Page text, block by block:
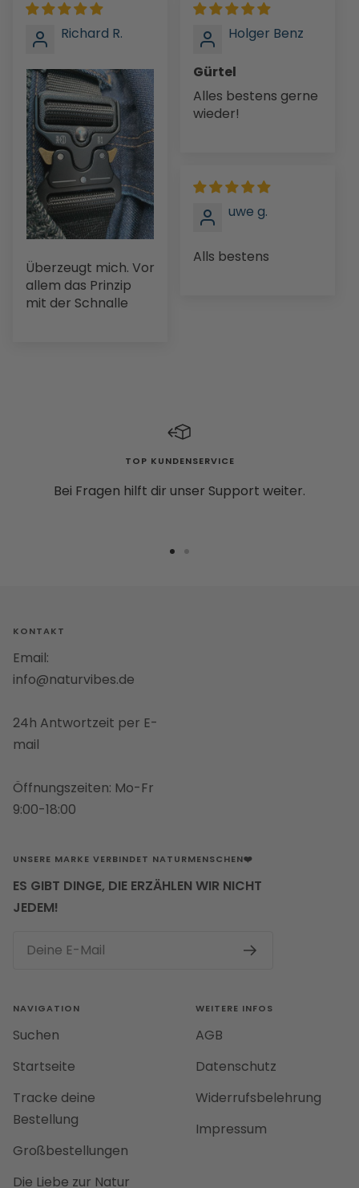
Richard R.
Überzeugt mich. Vor
allem das Prinzip
mit der Schnalle
Holger Benz
Gürtel
Alles bestens gerne
wieder!
uwe g.
Alls bestens
TOP KUNDENSERVICE
Bei Fragen hilft dir unser Support weiter.
KONTAKT
Email:
info@naturvibes.de
24h Antwortzeit per E-
mail
Öffnungszeiten: Mo-Fr
9:00-18:00
UNSERE MARKE VERBINDET NATURMENSCHEN❤️
ES GIBT DINGE, DIE ERZÄHLEN WIR NICHT
JEDEM!
Deine E-Mail
NAVIGATION
Suchen
Startseite
Tracke deine
Bestellung
Großbestellungen
Die Liebe zur Natur
WEITERE INFOS
AGB
Datenschutz
Widerrufsbelehrung
Impressum